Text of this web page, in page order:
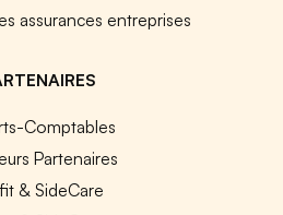
assurances entreprises
Comptables
Partenaires
& SideCare